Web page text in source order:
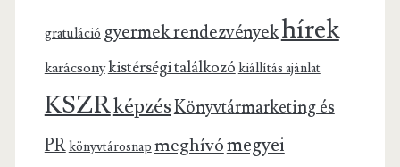
gratuláció gyermek rendezvényekhírek
karácsonykistérségi találkozó kiállítás ajánlat
KSZRképzésKönyvtármarketing és
PRkönyvtárosnap meghívómegyei